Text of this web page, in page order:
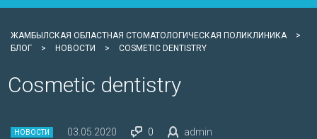
ЖАМБЫЛСКАЯ ОБЛАСТНАЯ СТОМАТОЛОГИЧЕСКАЯ ПОЛИКЛИНИКА
>
БЛОГ
> НОВОСТИ > COSMETIC DENTISTRY
Cosmetic dentistry
НОВОСТИ 03.05.2020 0 admin